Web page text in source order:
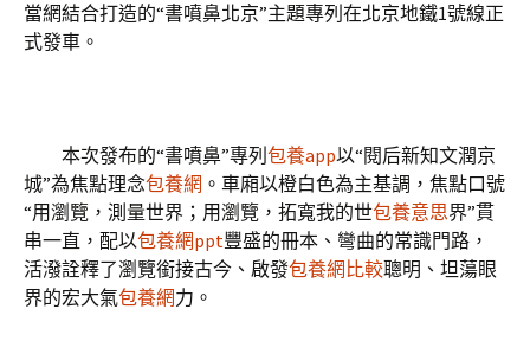
當網結合打造的“書噴鼻北京”主題專列在北京地鐵1號線正
式發車。
本次發布的“書噴鼻”專列 包養app以“閱后新知文潤京
城”為焦點理念包養網 。車廂以橙白色為主基調，焦點口號
“用瀏覽，測量世界；用瀏覽，拓寬我的世包養意思界”貫
串一直，配以包養網ppt豐盛的冊本、彎曲的常識門路，
活潑詮釋了瀏覽銜接古今、啟發包養網比較聰明、坦蕩眼
界的宏大氣包養網力。